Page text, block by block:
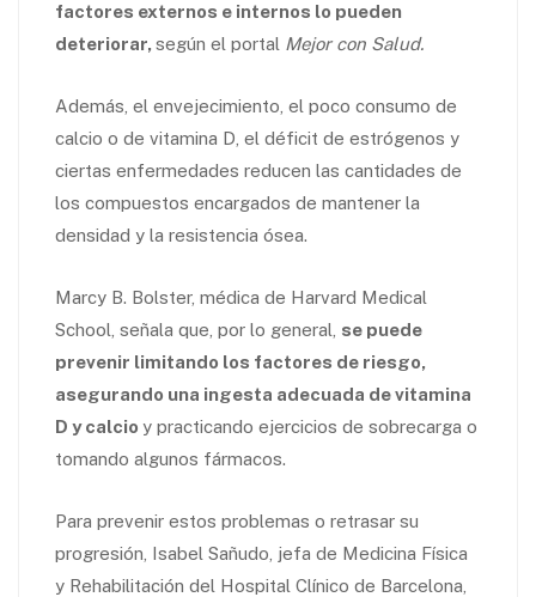
factores externos e internos lo pueden
deteriorar, según el portal Mejor con Salud.
Además, el envejecimiento, el poco consumo de
calcio o de vitamina D, el déficit de estrógenos y
ciertas enfermedades reducen las cantidades de
los compuestos encargados de mantener la
densidad y la resistencia ósea.
Marcy B. Bolster, médica de Harvard Medical
School, señala que, por lo general, se puede
prevenir limitando los factores de riesgo,
asegurando una ingesta adecuada de vitamina
D y calcio y practicando ejercicios de sobrecarga o
tomando algunos fármacos.
Para prevenir estos problemas o retrasar su
progresión, Isabel Sañudo, jefa de Medicina Física
y Rehabilitación del Hospital Clínico de Barcelona,